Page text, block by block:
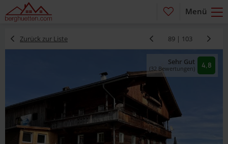
Menü
Zurück zur Liste 89 | 103
4,8
Sehr Gut
(32 Bewertungen)